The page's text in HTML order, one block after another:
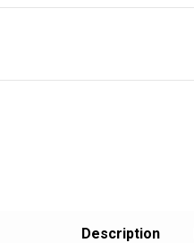
Description